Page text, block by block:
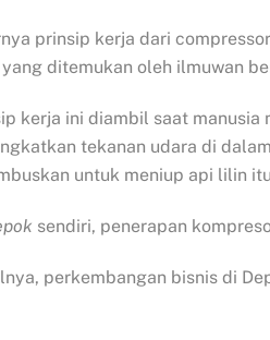
prinsip kerja dari
ditemukan oleh ilmuwan
kerja ini diambil saat
tekanan udara di
untuk meniup api lilin
sendiri, penerapan
perkembangan bisnis di